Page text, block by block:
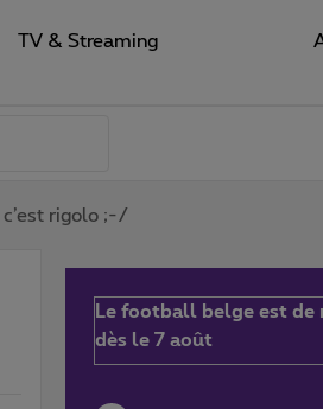
TV & Streaming
rigolo ;-/
Le football belge est de
dès le 7 août